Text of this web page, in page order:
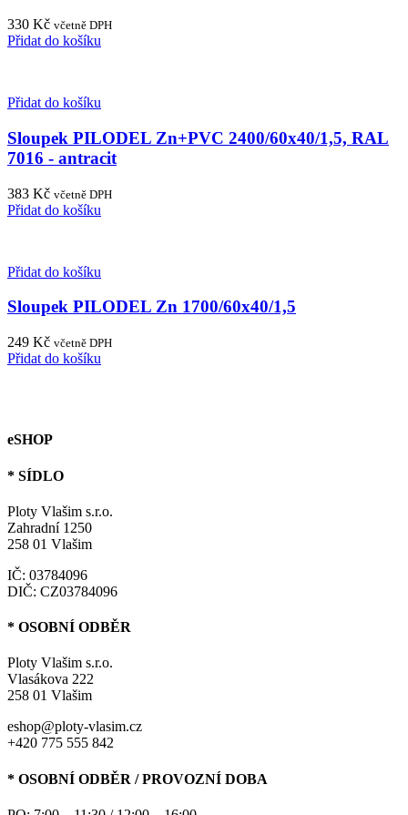
330 Kč včetně DPH
Přidat do košíku
Přidat do košíku
Sloupek PILODEL Zn+PVC 2400/60x40/1,5, RAL
7016 - antracit
383 Kč včetně DPH
Přidat do košíku
Přidat do košíku
Sloupek PILODEL Zn 1700/60x40/1,5
249 Kč včetně DPH
Přidat do košíku
eSHOP
* SÍDLO
Ploty Vlašim s.r.o.
Zahradní 1250
258 01 Vlašim
IČ: 03784096
DIČ: CZ03784096
* OSOBNÍ ODBĚR
Ploty Vlašim s.r.o.
Vlasákova 222
258 01 Vlašim
eshop@ploty-vlasim.cz
+420 775 555 842
* OSOBNÍ ODBĚR / PROVOZNÍ DOBA